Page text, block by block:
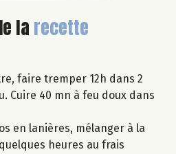
larecette
faire tremper 12h dans 2
Cuire 40 mn à feu doux dans
en lanières, mélanger à la
heures au frais